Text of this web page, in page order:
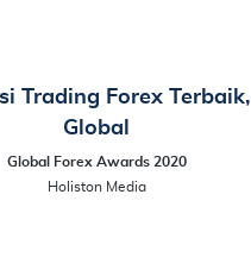
Trading Forex Terbaik,
Global
Global Forex Awards 2020
Holiston Media